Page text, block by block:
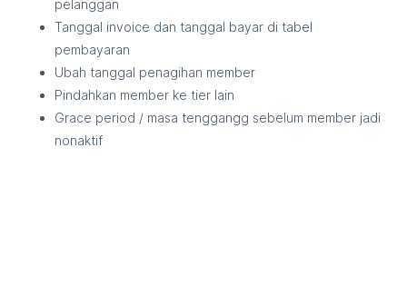
pelanggan
Tanggal invoice dan tanggal bayar di tabel
pembayaran
Ubah tanggal penagihan member
Pindahkan member ke tier lain
Grace period / masa tenggangg sebelum member jadi
nonaktif